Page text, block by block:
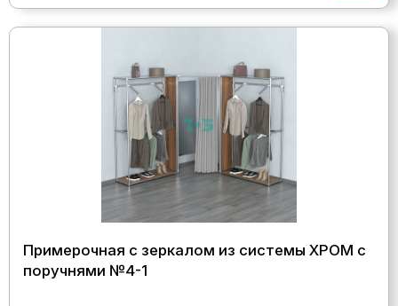
Примерочная с зеркалом из системы ХРОМ с
поручнями №4-1